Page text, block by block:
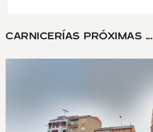
CARNICERÍAS PRÓXIMAS ...